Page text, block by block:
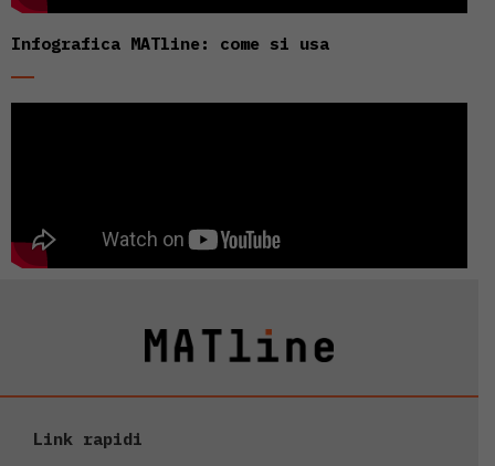
Infografica MATline: come si usa
Link rapidi